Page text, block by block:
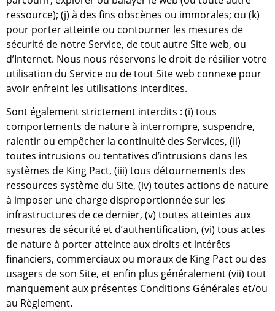
ressource); (j) à des fins obscènes ou immorales; ou (k)
pour porter atteinte ou contourner les mesures de
sécurité de notre Service, de tout autre Site web, ou
d’Internet. Nous nous réservons le droit de résilier votre
utilisation du Service ou de tout Site web connexe pour
avoir enfreint les utilisations interdites.
Sont également strictement interdits : (i) tous
comportements de nature à interrompre, suspendre,
ralentir ou empêcher la continuité des Services, (ii)
toutes intrusions ou tentatives d’intrusions dans les
systèmes de King Pact, (iii) tous détournements des
ressources système du Site, (iv) toutes actions de nature
à imposer une charge disproportionnée sur les
infrastructures de ce dernier, (v) toutes atteintes aux
mesures de sécurité et d’authentification, (vi) tous actes
de nature à porter atteinte aux droits et intérêts
financiers, commerciaux ou moraux de King Pact ou des
usagers de son Site, et enfin plus généralement (vii) tout
manquement aux présentes Conditions Générales et/ou
au Règlement.